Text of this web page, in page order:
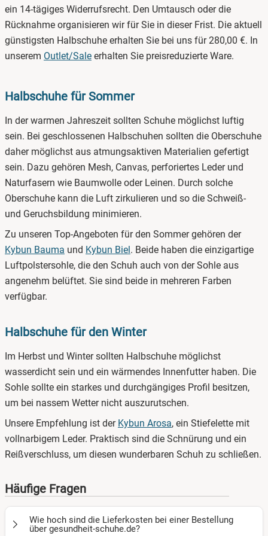
ein 14-tägiges Widerrufsrecht. Den Umtausch oder die
Rücknahme organisieren wir für Sie in dieser Frist. Die aktuell
günstigsten Halbschuhe erhalten Sie bei uns für 280,00 €. In
unserem Outlet/Sale erhalten Sie preisreduzierte Ware.
Halbschuhe für Sommer
In der warmen Jahreszeit sollten Schuhe möglichst luftig
sein. Bei geschlossenen Halbschuhen sollten die Oberschuhe
daher möglichst aus atmungsaktiven Materialien gefertigt
sein. Dazu gehören Mesh, Canvas, perforiertes Leder und
Naturfasern wie Baumwolle oder Leinen. Durch solche
Oberschuhe kann die Luft zirkulieren und so die Schweiß-
und Geruchsbildung minimieren.
Zu unseren Top-Angeboten für den Sommer gehören der
Kybun Bauma und Kybun Biel. Beide haben die einzigartige
Luftpolstersohle, die den Schuh auch von der Sohle aus
angenehm belüftet. Sie sind beide in mehreren Farben
verfügbar.
Halbschuhe für den Winter
Im Herbst und Winter sollten Halbschuhe möglichst
wasserdicht sein und ein wärmendes Innenfutter haben. Die
Sohle sollte ein starkes und durchgängiges Profil besitzen,
um bei nassem Wetter nicht auszurutschen.
Unsere Empfehlung ist der Kybun Arosa, ein Stiefelette mit
vollnarbigem Leder. Praktisch sind die Schnürung und ein
Reißverschluss, um diesen wunderbaren Schuh zu schließen.
Häufige Fragen
Wie hoch sind die Lieferkosten bei einer Bestellung
über gesundheit-schuhe.de?